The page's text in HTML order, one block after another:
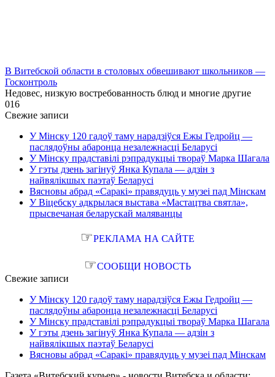
В Витебской области в столовых обвешивают школьников —
Госконтроль
Недовес, низкую востребованность блюд и многие другие
016
Свежие записи
У Мінску 120 гадоў таму нарадзіўся Ежы Гедройц —
паслядоўны абаронца незалежнасці Беларусі
У Мінску прадставілі рэпрадукцыі твораў Марка Шагала
У гэты дзень загінуў Янка Купала — адзін з
найвялікшых паэтаў Беларусі
Вясновы абрад «Саракі» правядуць у музеі пад Мінскам
У Віцебску адкрылася выстава «Мастацтва святла»,
прысвечаная беларускай маляванцы
☞РЕКЛАМА НА САЙТЕ
☞СООБЩИ НОВОСТЬ
Свежие записи
У Мінску 120 гадоў таму нарадзіўся Ежы Гедройц —
паслядоўны абаронца незалежнасці Беларусі
У Мінску прадставілі рэпрадукцыі твораў Марка Шагала
У гэты дзень загінуў Янка Купала — адзін з
найвялікшых паэтаў Беларусі
Вясновы абрад «Саракі» правядуць у музеі пад Мінскам